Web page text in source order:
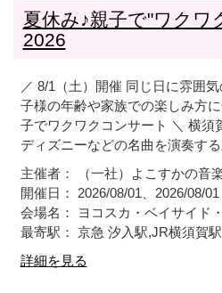
夏休み♪親子で"ワクワ
2026
／ 8/1（土）開催 同じ日に雰囲
子様の年齢や家族での楽しみ方
子でワクワクコンサート ＼ 横須
ディズニーなどの名曲を演奏す
主催者： （一社）よこすかの音
開催日： 2026/08/01、2026/08/01
会場名： ヨコスカ・ベイサイド
最寄駅： 京急 汐入駅,JR横須賀駅
詳細を見る